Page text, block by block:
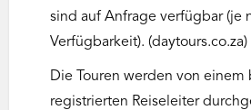
sind auf Anfrage verfügbar (je
Verfügbarkeit). (daytours.co.za)
Die Touren werden von einem
registrierten Reiseleiter